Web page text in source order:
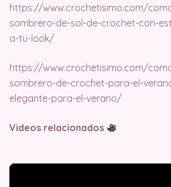
https://www.crochetisimo.com/
sombrero-de-sol-de-crochet-con-
a-tu-look/
https://www.crochetisimo.com/
sombrero-de-crochet-para-el-
elegante-para-el-verano/
Videos relacionados